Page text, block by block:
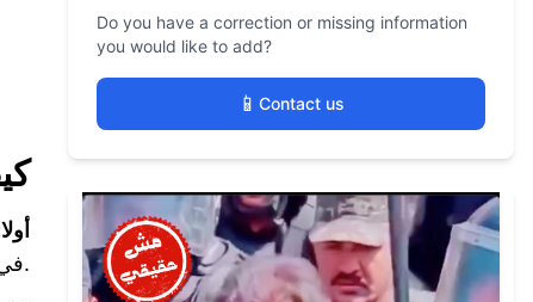
في مستودعات للنفط في العاصمة الإيرانية طهران في وقت سابق.
Do you have a correction or missing information
you would like to add?
📱 Contact us